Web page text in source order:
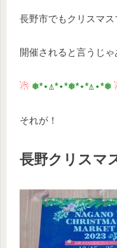
長野市でもクリスマ
開催されると言うじ
☃︎ ❅*⋆⍋*⋆*❅*⋆*⍋⋆*❅
それが！
長野クリスマ